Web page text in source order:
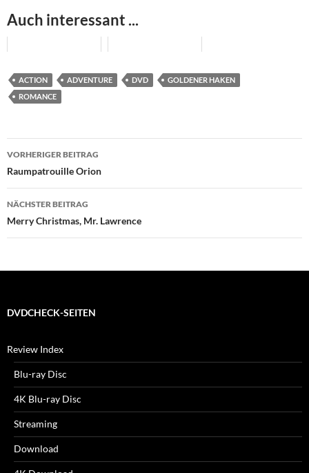
Auch interessant ...
ACTION ADVENTURE DVD
GOLDENER HAKEN
ROMANCE
Beitragsnavigation
VORHERIGER BEITRAG
Raumpatrouille Orion
NÄCHSTER BEITRAG
Merry Christmas, Mr. Lawrence
DVDCHECK-SEITEN
Review Index
Blu-ray Disc
4K Blu-ray Disc
Streaming
Download